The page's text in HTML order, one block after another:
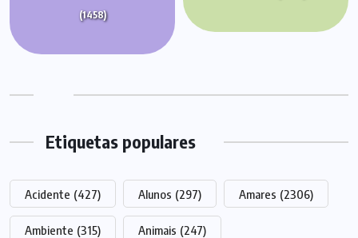
(1458)
Etiquetas populares
Acidente (427) Alunos (297) Amares (2306)
Ambiente (315) Animais (247)